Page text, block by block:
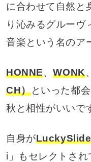
に合わせて自然と
り沁みるグルーヴ
音楽という名のア
HONNE、WONK
CH）といった都
秋と相性がいいで
自身がLuckySlide
i」もセレクトさ